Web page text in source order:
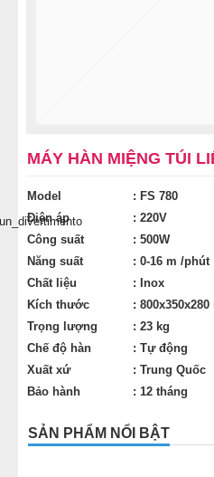
MÁY HÀN MIỆNG TÚI
Model
: FS 780
Điện áp
: 220V
Công suất
: 500W
Năng suất
: 0-16 m /phút
Chất liệu
: Inox
Kích thước
: 800x350x280
Trọng lượng
: 23 kg
Chế độ hàn
: Tự động
Xuất xứ
: Trung Quốc
Bảo hành
: 12 tháng
SẢN PHẨM NỔI BẬT